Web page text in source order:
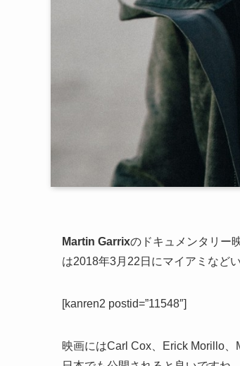
Martin Garrixのドキュメンタリー
は2018年3月22日にマイアミなど
[kanren2 postid=”11548″]
映画にはCarl Cox、Erick Morillo、